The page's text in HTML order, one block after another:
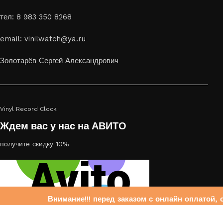
Внимание!!! перед заказом с онлайн оплатой,
тел: 8 983 350 8268
email: vinilwatch@ya.ru
Золотарёв Сергей Александрович
Vinyl Record Clock
Ждем вас у нас на АВИТО
получите скидку 10%